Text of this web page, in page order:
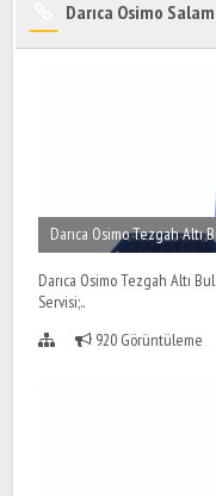
Darıca Osimo
Darıca Osimo Tezgah Altı
Darıca Osimo Tezgah Altı
Servisi;..
920 Görüntüleme